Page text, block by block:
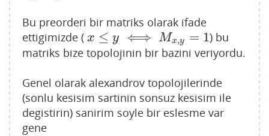
Bu preorderi bir matriks olarak ifade
ettigimizde ( x ≤ y ⟺ Mx,y = 1
x≤ y⟺ Mx,y=1
) bu
matriks bize topolojinin bir bazini veriyordu.
Genel olarak alexandrov topolojilerinde
(sonlu kesisim sartinin sonsuz kesisim ile
degistirin) sanirim soyle bir eslesme var
gene